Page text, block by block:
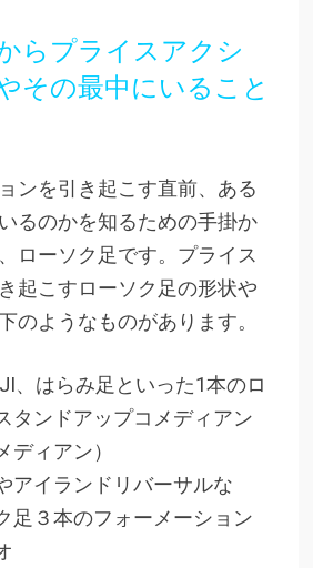
らプライスアクシ
その最中にいること
ンを引き起こす直前、ある
るのかを知るための手掛か
ローソク足です。プライス
起こすローソク足の形状や
のようなものがあります。
、はらみ足といった1本のロ
タンドアップコメディアン
ディアン）
アイランドリバーサルな
足３本のフォーメーション